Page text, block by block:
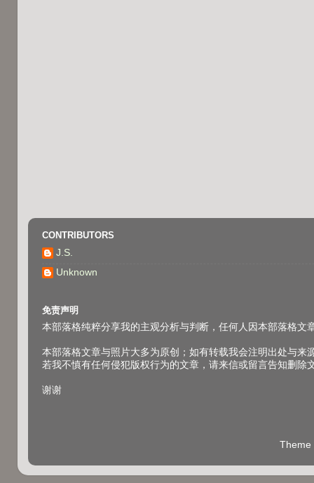
CONTRIBUTORS
J.S.
Unknown
免责声明
本部落格纯粹分享我的主观分析与判断，任何人因本部落格文
本部落格文章与照片大多为原创；如有转载我会注明出处与来
若我不慎有任何侵犯版权行为的文章，请来信或留言告知删除
谢谢